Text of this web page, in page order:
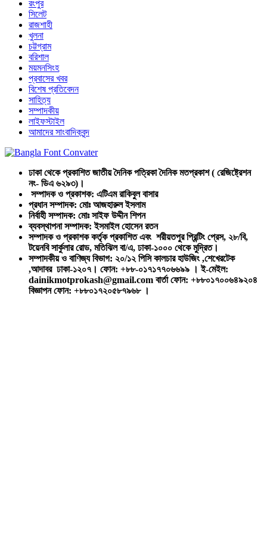
রংপুর
সিলেট
রাজশাহী
খুলনা
চট্টগ্রাম
বরিশাল
ময়মনসিংহ
প্রবাসের খবর
বিশেষ প্রতিবেদন
সাহিত্য
সম্পাদকীয়
লাইফস্টাইল
আমাদের সাংবাদিকবৃন্দ
ঢাকা থেকে প্রকাশিত জাতীয় দৈনিক পত্রিকা দৈনিক মতপ্রকাশ ( রেজিষ্ট্রেশন
নং- ডিএ ৬২৯৩)।
সম্পাদক ও প্রকাশক: এটিএম রাকিবুল বাসার
প্রধান সম্পাদক: মোঃ আজহারুল ইসলাম
নির্বাহী সম্পাদক: মোঃ সাইফ উদ্দীন শিপন
ব্যবস্থাপনা সম্পাদক: ইসমাইল হোসেন রতন
সম্পাদক ও প্রকাশক কর্তৃক প্রকাশিত এবং শরীয়তপুর প্রিন্টিং প্রেস, ২৮/বি,
টয়েনবি সার্কুলার রোড, মতিঝিল বা/এ, ঢাকা-১০০০ থেকে মুদ্রিত।
সম্পাদকীয় ও বাণিজ্য বিভাগ: ২০/১২ পিসি কালচার হাউজিং ,শেখেরটেক
,আদাবর ঢাকা-১২০৭। ফোন: +৮৮-০১৭১৭৭০৬৬৯৯ । ই-মেইল:
dainikmotprokash@gmail.com বার্তা ফোন: +৮৮০১৭০০৬৪৯২০৪
বিজ্ঞাপন ফোন: +৮৮০১৭২০৫৮৭৯৬৮ ।